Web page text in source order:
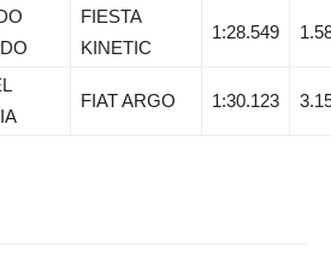
FIESTA
KINETIC
1:28.549
FIAT ARGO 1:30.123